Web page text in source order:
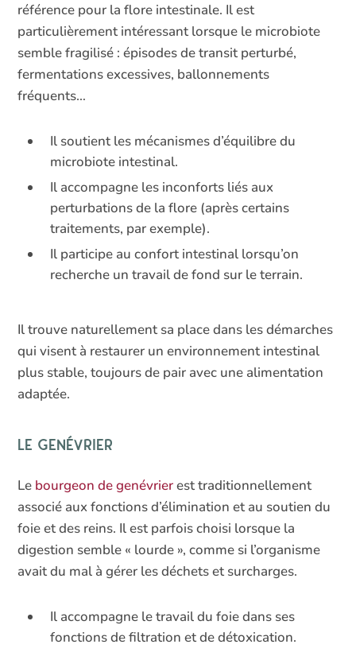
référence pour la flore intestinale. Il est
particulièrement intéressant lorsque le microbiote
semble fragilisé : épisodes de transit perturbé,
fermentations excessives, ballonnements
fréquents…
Il soutient les mécanismes d’équilibre du
microbiote intestinal.
Il accompagne les inconforts liés aux
perturbations de la flore (après certains
traitements, par exemple).
Il participe au confort intestinal lorsqu’on
recherche un travail de fond sur le terrain.
Il trouve naturellement sa place dans les démarches
qui visent à restaurer un environnement intestinal
plus stable, toujours de pair avec une alimentation
adaptée.
Le genévrier
Le bourgeon de genévrierest traditionnellement
associé aux fonctions d’élimination et au soutien du
foie et des reins. Il est parfois choisi lorsque la
digestion semble « lourde », comme si l’organisme
avait du mal à gérer les déchets et surcharges.
Il accompagne le travail du foie dans ses
fonctions de filtration et de détoxication.